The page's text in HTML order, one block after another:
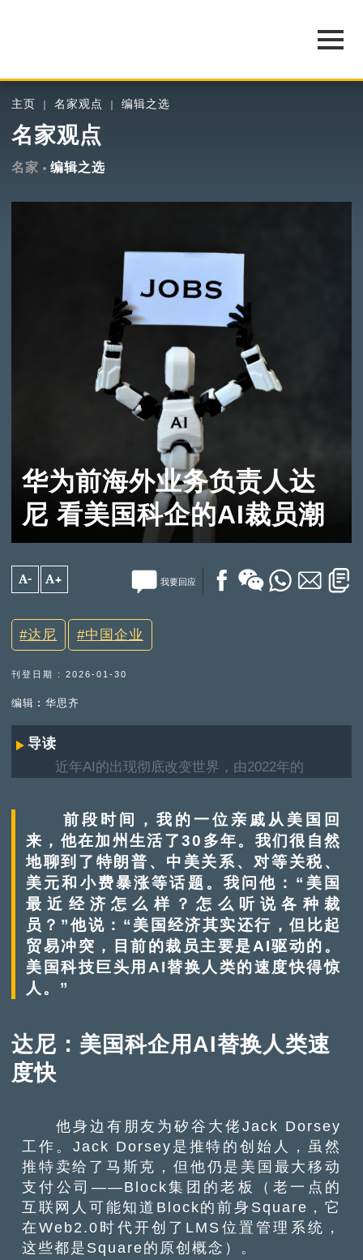
主页 名家观点 编辑之选
名家观点
名家 编辑之选
华为前海外业务负责人达
尼 看美国科企的AI裁员潮
A- A+ 我要回应
达尼 中国企业
刊登日期 : 2026-01-30
编辑︰华思齐
导读
近年AI的出现彻底改变世界，由2022年的
威胁人类的就业空间。华为前海外业务负责人达尼
认为，AI 热潮暴露了很多深层次问题，除了由AI而
起的裁员潮，在商业落地和具体应用都衍生复杂难
题，就此他分享与各行各业人士交流的意见，以及
自身对AI的看法和分析。
前段时间，我的一位亲戚从美国回
来，他在加州生活了30多年。我们很自然
地聊到了特朗普、中美关系、对等关税、
美元和小费暴涨等话题。我问他：“美国
最近经济怎么样？怎么听说各种裁
员？”他说：“美国经济其实还行，但比起
贸易冲突，目前的裁员主要是AI驱动的。
美国科技巨头用AI替换人类的速度快得惊
人。”
达尼：美国科企用AI替换人类速
度快
他身边有朋友为矽谷大佬Jack Dorsey
工作。Jack Dorsey是推特的创始人，虽然
推特卖给了马斯克，但他仍是美国最大移动
支付公司——Block集团的老板（老一点的
互联网人可能知道Block的前身Square，它
在Web2.0时代开创了LMS位置管理系统，
这些都是Square的原创概念）。